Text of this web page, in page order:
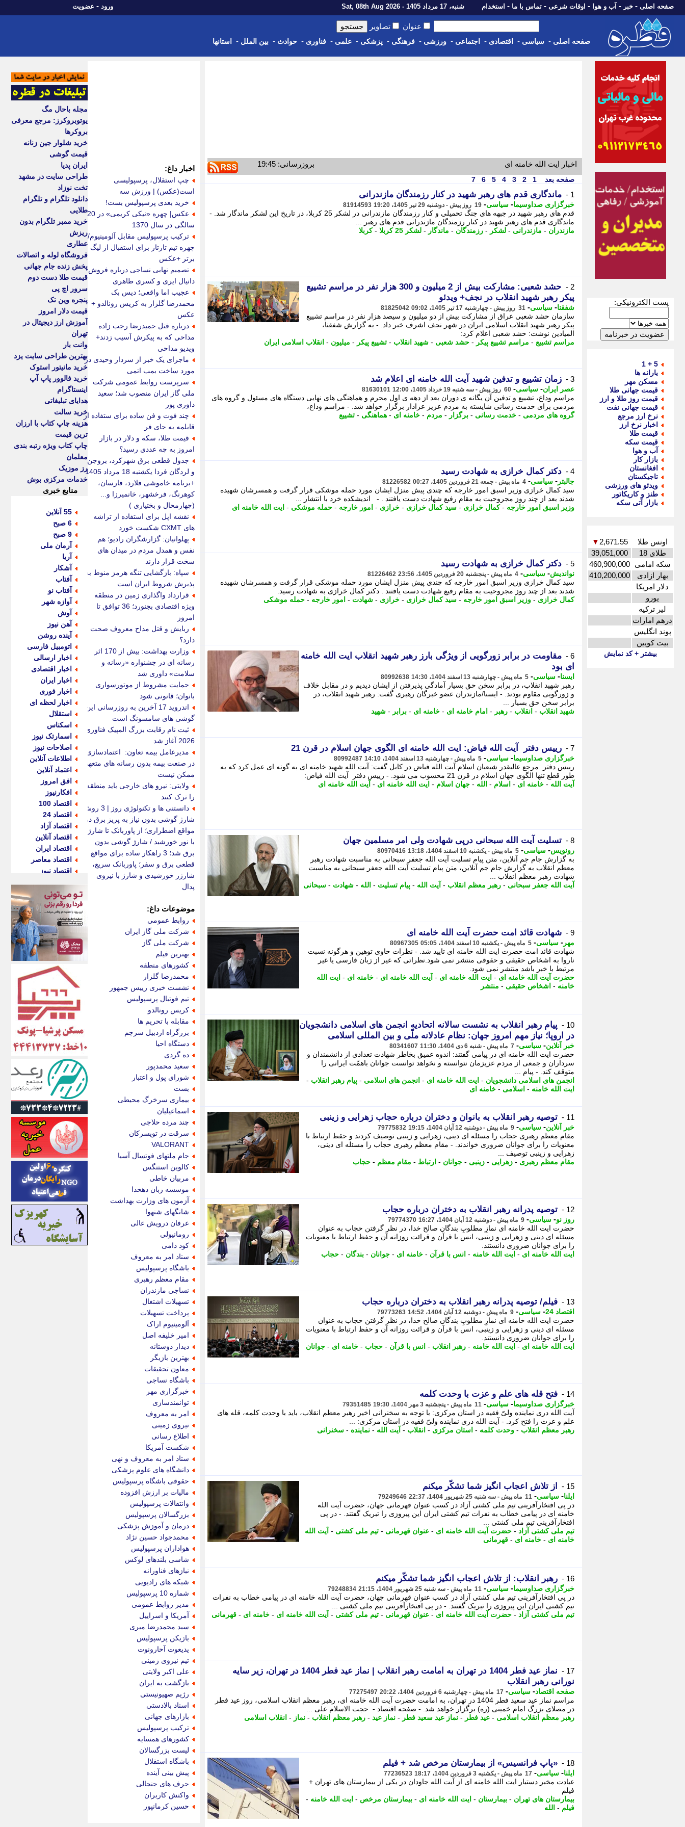
صفحه اصلی - خبر - آب و هوا - اوقات شرعی - تماس با ما - استخدام شنبه، 17 مرداد 1405 - Sat, 08th Aug 2026 ورود - عضویت
عنوان تصاویر
صفحه اصلی - سیاسی - اقتصادی - اجتماعی - ورزشی - فرهنگی - پزشکی - علمی - فناوری - حوادث - بین الملل - استانها
پست الکترونیکی:
5 + 1
یارانه ها
مسکن مهر
قیمت جهانی طلا
قیمت روز طلا و ارز
قیمت جهانی نفت
نرخ ارز مرجع
اخبار نرخ ارز
قیمت طلا
قیمت سکه
آب و هوا
بازار کار
افغانستان
تاجیکستان
ویدئو های ورزشی
طنز و کاریکاتور
بازار آتی سکه
اونس طلا 2,671.55
▼
طلای 18
39,051,000
سکه امامی 460,900,000
بهار ازادی
410,200,000
دلار امریکا
یورو
لیر ترکیه
درهم امارات
پوند انگلیس
بیت کویین
بیشتر + کد نمایش
اخبار ایت الله خامنه ای بروزرسانی: 19:45
صفحه بعد 1
2
3
4
5
6
7
1 - ماندگاری قدم های رهبر شهید در کنار رزمندگان مازندرانی
خبرگزاری صداوسیما- سیاسی- 19 روز پیش - دوشنبه 29 تیر 1405، 19:20 81914593
قدم های رهبر شهید در جبهه های جنگ تحمیلی و کنار رزمندگان مازندرانی در لشکر 25 کربلا، در تاریخ این لشکر ماندگار شد. -
ماندگاری قدم های رهبر شهید در کنار رزمندگان مازندرانی قدم های رهبر ...
مازندران - مازندرانی - لشکر - رزمندگان - ماندگار - لشکر 25 کربلا -کربلا
2 -
حشد شعبی: مشارکت بیش از 2 میلیون و 300 هزار نفر در مراسم تشییع
پیکر رهبر شهید انقلاب در نجف+ ویدئو
شفقنا- سیاسی- 31 روز پیش - چهارشنبه 17 تیر 1405، 09:02 81825042
سازمان حشد شعبی عراق از مشارکت بیش از دو میلیون و سیصد هزار نفر در مراسم تشییع
پیکر رهبر شهید انقلاب اسلامی ایران در شهر نجف اشرف خبر داد. - به گزارش شفقنا،
المیادین نوشت: حشد شعبی اعلام کرد:
مراسم تشییع - مراسم تشییع پیکر - حشد شعبی - شهید انقلاب - تشییع پیکر - میلیون - انقلاب اسلامی ایران
3 - زمان تشییع و تدفین شهید آیت الله خامنه ای اعلام شد
عصر ایران- سیاسی- 60 روز پیش - سه شنبه 19 خرداد 1405، 12:00 81630101
مراسم وداع، تشییع و تدفین آن یگانه ی دوران بعد از دهه ی اول محرم و هماهنگی های نهایی دستگاه های مسئول و گروه های
مردمی برای خدمت رسانی شایسته به مردم عزیز عزادار برگزار خواهد شد. - مراسم وداع،
گروه های مردمی - خدمت رسانی - برگزار - مردم - خامنه ای - هماهنگی - تشییع
4 - دکتر کمال خرازی به شهادت رسید
جالبتر - سیاسی- 4 ماه پیش - جمعه 21 فروردین 1405، 00:27 81226582
سید کمال خرازی وزیر اسبق امور خارجه که چندی پیش منزل ایشان مورد حمله موشکی قرار گرفت و همسرشان شهیده
شدند بعد از چند روز مجروحیت به مقام رفیع شهادت دست یافتند . - اندیشکده خرد با انتشار ...
وزیر اسبق امور خارجه -کمال خرازی - سید کمال خرازی - خرازی - امور خارجه - حمله موشکی - ایت الله خامنه ای
5 - دکتر کمال خرازی به شهادت رسید
نواندیش- سیاسی- 4 ماه پیش - پنجشنبه 20 فروردین 1405، 23:56 81226462
سید کمال خرازی وزیر اسبق امور خارجه که چندی پیش منزل ایشان مورد حمله موشکی قرار گرفت و همسرشان شهیده
شدند بعد از چند روز مجروحیت به مقام رفیع شهادت دست یافتند . دکتر کمال خرازی به شهادت رسید.
کمال خرازی - وزیر اسبق امور خارجه - سید کمال خرازی - خرازی - شهادت - امور خارجه - حمله موشکی
6 -
مقاومت در برابر زورگویی از ویژگی بارز رهبر شهید انقلاب ایت الله خامنه
ای بود
ایسنا- سیاسی- 5 ماه پیش - چهارشنبه 13 اسفند 1404، 14:30 80992638
رهبر شهید انقلاب، در برابر سخن حق بسیار آمادگی پذیرفتن از ایشان دیدیم و در مقابل خلاف
و زورگویی مقاوم بودند. - ایسنا/مازندران عضو خبرگان رهبری گفت: رهبر شهید انقلاب، در
برابر سخن حق بسیار ...
شهید انقلاب - انقلاب - رهبر - امام خامنه ای - خامنه ای - برابر - شهید
7 - رییس دفتر آیت الله فیاض: ایت الله خامنه ای الگوی جهان اسلام در قرن 21
خبرگزاری صداوسیما- سیاسی- 5 ماه پیش - چهارشنبه 13 اسفند 1404، 14:10 80992487
رییس دفتر مرجع عالیقدر شیعیان اسلام آیت الله فیاض در کابل گفت: آیت الله شهید خامنه ای به گونه ای عمل کرد که به
طور قطع تنها الگوی جهان اسلام در قرن 21 محسوب می شود. - رییس دفتر آیت الله فیاض:
آیت الله - خامنه ای - اسلام - الله - جهان اسلام - ایت الله خامنه ای - آیت الله خامنه ای
8 - تسلیت آیت الله سبحانی درپی شهادت ولی امر مسلمین جهان
رونویس- سیاسی- 5 ماه پیش - یکشنبه 10 اسفند 1404، 13:18 80970416
به گزارش جام جم آنلاین، متن پیام تسلیت آیت الله جعفر سبحانی به مناسبت شهادت رهبر
معظم انقلاب به گزارش جام جم آنلاین، متن پیام تسلیت آیت الله جعفر سبحانی به مناسبت
شهادت رهبر معظم انقلاب ...
آیت الله جعفر سبحانی - رهبر معظم انقلاب - آیت الله - پیام تسلیت - الله - شهادت - سبحانی
9 - شهادت قائد امت حضرت آیت الله خامنه ای
مهر - سیاسی- 5 ماه پیش - یکشنبه 10 اسفند 1404، 05:05 80967305
شهادت قائد امت حضرت ایت الله خامنه ای تایید شد. - نظرات حاوی توهین و هرگونه نسبت
ناروا به اشخاص حقیقی و حقوقی منتشر نمی شود.نظراتی که غیر از زبان فارسی یا غیر
مرتبط با خبر باشد منتشر نمی شود.
حضرت آیت الله خامنه ای - ایت الله خامنه ای - آیت الله خامنه ای - خامنه ای - ایت الله
خامنه - اشخاص حقیقی - منتشر
10 -
پیام رهبر انقلاب به نشست سالانه اتحادیه انجمن های اسلامی دانشجویان
در اروپا؛ نیاز مهم امروز جهان: نظام عادلانه ملّی و بین المللی اسلامی
خبر آنلاین- سیاسی- 7 ماه پیش - شنبه 6 دی 1404، 11:30 80341607
حضرت ایت الله خامنه ای در پیامی گفتند: اندوه عمیق بخاطر شهادت تعدادی از دانشمندان و
سرداران و جمعی از مردم عزیزمان نتوانسته و نخواهد توانست جوانان باهمّت ایرانی را
متوقف کند. - پیام ...
انجمن های اسلامی دانشجویان - ایت الله خامنه ای - انجمن های اسلامی - پیام رهبر انقلاب -
ایت الله خامنه - اسلامی - خامنه ای
11 - توصیه رهبر انقلاب به بانوان و دختران درباره حجاب زهرایی و زینبی
خبر آنلاین- سیاسی- 9 ماه پیش - دوشنبه 12 آبان 1404، 19:15 79775832
مقام معظم رهبری حجاب را مسئله ای دینی، زهرایی و زینبی توصیف کردند و حقظ ارتباط با
معنویات را برای جوانان ضروری خواندند. - مقام معظم رهبری حجاب را مسئله ای دینی،
زهرایی و زینبی توصیف ...
مقام معظم رهبری - زهرایی - زینبی - جوانان - ارتباط - مقام معظم - حجاب
12 - توصیه پدرانه رهبر انقلاب به دختران درباره حجاب
روز نو- سیاسی- 9 ماه پیش - دوشنبه 12 آبان 1404، 16:27 79774370
حضرت ایت الله خامنه ای نمازِ مطلوبِ بندگان صالح خدا، در نظر گرفتن حجاب به عنوان
مسئله ای دینی و زهرایی و زینبی، انس با قرآن و قرائت روزانه آن و حفظ ارتباط با معنویات
را برای جوانان ضروری دانستند.
ایت الله خامنه ای - ایت الله خامنه - انس با قرآن - خامنه ای - جوانان - بندگان - حجاب
13 - فیلم/ توصیه پدرانه رهبر انقلاب به دختران درباره حجاب
اقتصاد 24 - سیاسی- 9 ماه پیش - دوشنبه 12 آبان 1404، 14:52 79773263
حضرت ایت الله خامنه ای نمازِ مطلوبِ بندگان صالح خدا، در نظر گرفتن حجاب به عنوان
مسئله ای دینی و زهرایی و زینبی، انس با قرآن و قرائت روزانه آن و حفظ ارتباط با معنویات
را برای جوانان ضروری دانستند.
ایت الله خامنه ای - ایت الله خامنه - رهبر انقلاب - انس با قرآن - حجاب - خامنه ای - جوانان
14 - فتح قله های علم و عزت با وحدت کلمه
خبرگزاری صداوسیما- سیاسی- 11 ماه پیش - پنجشنبه 3 مهر 1404، 19:30 79351485
آیت الله دری نماینده ولیّ فقیه در استان مرکزی: با توجه به سخنرانی اخیر رهبر معظم انقلاب، باید با وحدت کلمه، قله های
علم و عزت را فتح کرد. - آیت الله دری نماینده ولیّ فقیه در استان مرکزی: ...
رهبر معظم انقلاب - وحدت کلمه - استان مرکزی - انقلاب - آیت الله - نماینده - سخنرانی
15 - از تلاش اعجاب انگیز شما تشکّر میکنم
ایلنا- سیاسی- 11 ماه پیش - سه شنبه 25 شهریور 1404، 22:37 79249646
در پی افتخارآفرینی تیم ملی کشتی آزاد در کسب عنوان قهرمانی جهان، حضرت آیت الله
خامنه ای در پیامی خطاب به نفرات تیم کشتی ایران این پیروزی را تبریک گفتند. - در پی
افتخارآفرینی تیم ملی کشتی ...
تیم ملی کشتی آزاد - حضرت آیت الله خامنه ای - عنوان قهرمانی - تیم ملی کشتی - آیت الله
خامنه ای - خامنه ای - قهرمانی
16 - رهبر انقلاب: از تلاش اعجاب انگیز شما تشکّر میکنم
خبرگزاری صداوسیما- سیاسی- 11 ماه پیش - سه شنبه 25 شهریور 1404، 21:15 79248834
در پی افتخارآفرینی تیم ملی کشتی آزاد در کسب عنوان قهرمانی جهان، حضرت آیت الله خامنه ای در پیامی خطاب به نفرات
تیم کشتی ایران این پیروزی را تبریک گفتند. - در پی افتخارآفرینی تیم ملی کشتی ...
تیم ملی کشتی آزاد - حضرت آیت الله خامنه ای - عنوان قهرمانی - تیم ملی کشتی - آیت الله خامنه ای - خامنه ای - قهرمانی
17 -
نماز عید فطر 1404 در تهران به امامت رهبر انقلاب | نماز عید فطر 1404 در تهران، زیر سایه
نورانی رهبر انقلاب
صفحه اقتصاد- سیاسی- 17 ماه پیش - چهارشنبه 6 فروردین 1404، 20:22 77275497
مراسم نماز عید سعید فطر 1404 در تهران، به امامت حضرت آیت الله خامنه ای، رهبر معظم انقلاب اسلامی، روز عید فطر
در مصلای بزرگ امام خمینی (ره) برگزار خواهد شد. - صفحه اقتصاد - حجت الاسلام علی ...
رهبر معظم انقلاب اسلامی - عید فطر - نماز عید سعید فطر - نماز عید - رهبر معظم انقلاب - نماز - انقلاب اسلامی
18 - «پاپ فرانسیس» از بیمارستان مرخص شد + فیلم
ایلنا- سیاسی- 17 ماه پیش - یکشنبه 3 فروردین 1404، 18:17 77236523
عیادت مخبر دستیار ایت الله خامنه ای از آیت الله جاودان در یکی از بیمارستان های تهران +
فیلم
بیمارستان های تهران - بیمارستان - ایت الله خامنه ای - بیمارستان مرخص - ایت الله خامنه -
فیلم - الله
اخبار داغ:
چپ استقلال، پرسپولیسی
است(عکس) | ورزش سه
خرید بعدی پرسپولیس بست!
عکس| چهره «نیکی کریمی» در 20
سالگی در سال 1370
ترکیب پرسپولیس مقابل آلومینیوم/
چهره تیم تارتار برای استقبال از لیگ
برتر +عکس
تصمیم نهایی نساجی درباره فروش
دانیال ایری و کسری طاهری
عجیب اما واقعی؛ دیس بک
محمدرضا گلزار به کریس رونالدو +
عکس
درباره قتل حمیدرضا رجب زاده
مداحی که به پیکرش آسیب زدند+
ویدیو مداحی
ماجرای یک خبر از سردار وحیدی در
مورد ساخت بمب اتمی
سرپرست روابط عمومی شرکت
ملی گاز ایران منصوب شد؛ سعید
داوری پور
چند فوت و فن ساده برای ستفاده از
قابلمه به جای فر
قیمت طلا، سکه و دلار در بازار
امروز به چه عددی رسید؟
جدول قطعی برق شهرکرد، بروجن
و لردگان فردا یکشنبه 18 مرداد 1405
+برنامه خاموشی فلارد، فارسان،
کوهرنگ، فرخشهر، خانمیرزا و...
(چهارمحال و بختیاری )
نقشه اپل برای استفاده از تراشه
های CXMT شکست خورد
پهلوانیان: گزارشگران رادیو؛ هم
نفس و همدل مردم در میدان های
سخت قرار دارند
سپاه: بازگشایی تنگه هرمز منوط به
پذیرش شروط ایران است
قرارداد واگذاری زمین در منطقه
ویژه اقتصادی بجنورد؛ 36 توافق تا
امروز
ربایش و قتل مداح معروف صحت
دارد؟
وزارت بهداشت: بیش از 170 اثر
رسانه ای در جشنواره «رسانه و
سلامت» داوری شد
حمایت مشروط از موتورسواری
بانوان؛ قانونی شود
اندروید 17 آخرین به روزرسانی این
گوشی های سامسونگ است
ثبت نام رقابت بزرگ المپیک فناوری
2026 آغاز شد
مدیرعامل بیمه تعاون: اعتمادسازی
در صنعت بیمه بدون رسانه های متعهد
ممکن نیست
ولایتی: نیرو های خارجی باید منطقه
را ترک کنند
دانستنی ها و تکنولوژی روز | 3 روش
شارژ گوشی بدون نیاز به پریز برق در
مواقع اضطراری؛ از پاوربانک تا شارژ
با نور خورشید / شارژ گوشی بدون
برق شد؛ 3 راهکار ساده برای مواقع
قطعی برق و سفر؛ پاوربانک سریع،
شارژر خورشیدی و شارژ با نیروی
پدال
موضوعات داغ:
روابط عمومی
شرکت ملی گاز ایران
شرکت ملی گاز
بهترین فیلم
کشورهای منطقه
محمدرضا گلزار
نشست خبری رییس جمهور
تیم فوتبال پرسپولیس
کریس رونالدو
مقابله با تحریم ها
بزرگراه اردبیل سرچم
دستگاه احیا
ده گردی
سعید محمدپور
شورای پول و اعتبار
بست
بیماری سرخرگ محیطی
اسماعیلیان
چند مرده حلاجی
سرقت در تویسرکان
VALORANT
جام ملتهای فوتسال آسیا
کالوین استنگس
مربیان خاطی
موسسه زبان دهخدا
آزمون های وزارت بهداشت
شانگهای شنهوا
عرفان درویش عالی
رومانیولی
کود دامی
ستاد امر به معروف
باشگاه پرسپولیس
مقام معظم رهبری
نساجی مازندران
تسهیلات اشتغال
پرداخت تسهیلات
آلومینیوم اراک
امیر خلیفه اصل
دیدار دوستانه
بهترین بازیگر
معاون تحقیقات
باشگاه نساجی
خبرگزاری مهر
توانمندسازی
امر به معروف
نیروی زمینی
اطلاع رسانی
شکست آمریکا
ستاد امر به معروف و نهی
دانشگاه های علوم پزشکی
حقوقی باشگاه پرسپولیس
مالیات بر ارزش افزوده
وانتقالات پرسپولیس
بزرگسالان پرسپولیس
درمان و آموزش پزشکی
محمدجواد حسین نژاد
هواداران پرسپولیس
شاسی بلندهای لوکس
نیازهای فناورانه
شبکه های رادیویی
شماره 10 پرسپولیس
مدیر روابط عمومی
آمریکا و اسراییل
سید محمدرضا میری
بازیکن پرسپولیس
یدیعوت آحارونوت
تیم نیروی زمینی
علی اکبر ولایتی
بازگشت به ایران
رژیم صهیونیستی
اسناد بالادستی
بازارهای جهانی
ترکیب پرسپولیس
کشورهای همسایه
لیست بزرگسالان
باشگاه استقلال
پیش بینی آینده
حرف های جنجالی
واکنش کاربران
حسین کرمانپور
مجله باحال مگ
یوتوبروکرز: مرجع معرفی
بروکرها
خرید شلوار جین زنانه
قیمت گوشی
ایران پدیا
طراحی سایت در مشهد
تخت نوزاد
دانلود تلگرام و تلگرام
طلایی
خرید ممبر تلگرام بدون
ریزش
عطاری
فروشگاه لوله و اتصالات
پخش زنده جام جهانی
قیمت طلا دست دوم
سرور اچ پی
پنجره وین تک
قیمت دلار امروز
آموزش ارز دیجیتال در
تهران
وانت بار
بهترین طراحی سایت یزد
خرید مانیتور استوک
خرید فالوور پاپ آپ
اینستاگرام
هدایای تبلیغاتی
خرید سالت
هزینه چاپ کتاب با ارزان
ترین قیمت
چاپ کتاب ویژه رتبه بندی
معلمان
رز موزیک
خدمات مرکزی بوش
منابع خبری
55 آنلاین
6 صبح
9 صبح
آرمان ملی
آریا
آشکار
آفتاب
آفتاب نو
آوازه شهر
آوش
آهن نیوز
آینده روشن
اتومبیل فارسی
اخبار ارسالی
اخبار اقتصادی
اخبار ایران
اخبار فوری
اخبار لحظه ای
استقلال
اسکناس
اسمارتک نیوز
اصلاحات نیوز
اطلاعات آنلاین
اعتماد آنلاین
افق امروز
افکارنیوز
اقتصاد 100
اقتصاد 24
اقتصاد آزاد
اقتصاد آنلاین
اقتصاد ایران
اقتصاد معاصر
اقتصاد نیوز
اکوفارس
اکونگار
اکونیوز
الف
انتشار آنلاین
اندیشه قرن
اندیشه معاصر
اندیشه ها
انرژی پرس
ای استخدام
ایتنا
ایراف
ایران آرت
ایران آنلاین
ایران زندگی
ایران فوری
ایرانی روز
ایرانیتال
ایرنا
ایسکانیوز
ایسنا
ایکنا
ایلنا
اینتیتر
ایونا نیوز
بازتاب آنلاین
باشگاه خبرنگاران
باغستان نیوز
بامبوک
ببین و بخون
بدینسان
بنکر